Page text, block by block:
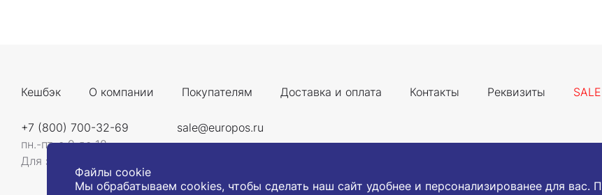
Кешбэк О компании Покупателям Доставка и оплата Контакты Реквизиты SALE
+7 (800) 700-32-69
пн.-пт. с 9 до 18
Для звонков со всей России
sale@europos.ru
Файлы cookie
Мы обрабатываем cookies, чтобы сделать наш сайт удобнее и персонализированее для вас.